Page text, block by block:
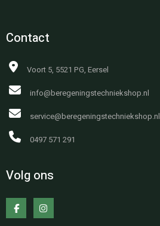
Contact
Voort 5, 5521 PG, Eersel
info@beregeningstechniekshop.nl
service@beregeningstechniekshop.nl
0497 571 291
Volg ons